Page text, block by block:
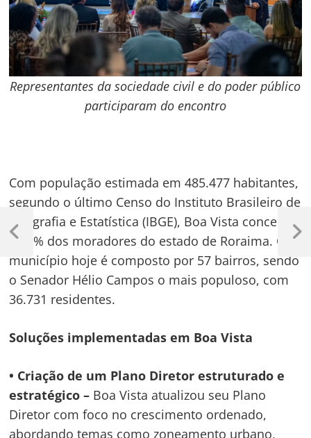
Representantes da sociedade civil e do poder público
participaram do encontro
Com população estimada em 485.477 habitantes,
segundo o último Censo do Instituto Brasileiro de
Geografia e Estatística (IBGE), Boa Vista concentra
65,7% dos moradores do estado de Roraima. O
município hoje é composto por 57 bairros, sendo
o Senador Hélio Campos o mais populoso, com
36.731 residentes.
Soluções implementadas em Boa Vista
• Criação de um Plano Diretor estruturado e
estratégico – Boa Vista atualizou seu Plano
Diretor com foco no crescimento ordenado,
abordando temas como zoneamento urbano,
Navegação
de
Post
Previous
Next